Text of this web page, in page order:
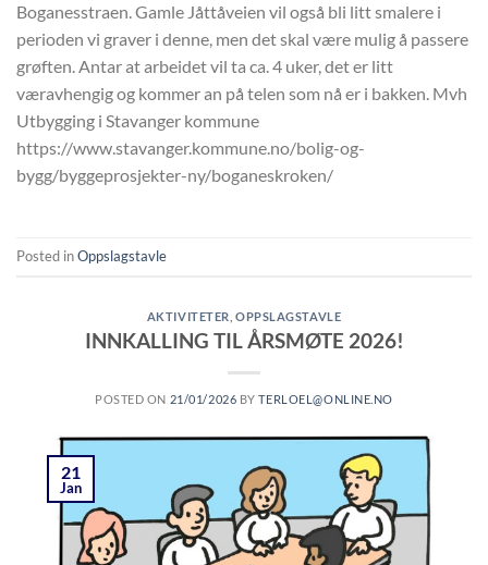
Boganesstraen. Gamle Jåttåveien vil også bli litt smalere i
perioden vi graver i denne, men det skal være mulig å passere
grøften. Antar at arbeidet vil ta ca. 4 uker, det er litt
væravhengig og kommer an på telen som nå er i bakken. Mvh
Utbygging i Stavanger kommune
https://www.stavanger.kommune.no/bolig-og-
bygg/byggeprosjekter-ny/boganeskroken/
Posted inOppslagstavle
AKTIVITETER OPPSLAGSTAVLE
INNKALLING TIL ÅRSMØTE 2026!
POSTED ON 21/01/2026 BYTERLOEL@ONLINE.NO
21
Jan